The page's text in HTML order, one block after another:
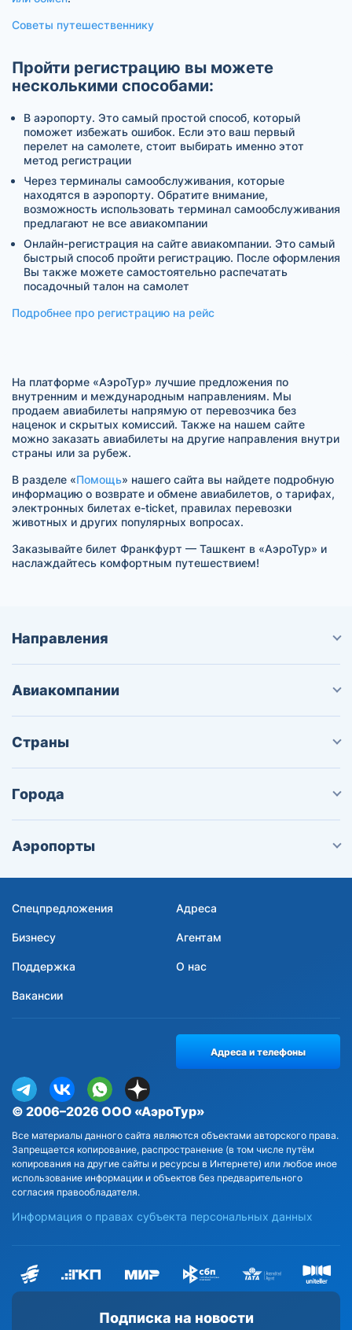
Советы путешественнику
Пройти регистрацию вы можете
несколькими способами:
В аэропорту. Это самый простой способ, который
поможет избежать ошибок. Если это ваш первый
перелет на самолете, стоит выбирать именно этот
метод регистрации
Через терминалы самообслуживания, которые
находятся в аэропорту. Обратите внимание,
возможность использовать терминал самообслуживания
предлагают не все авиакомпании
Онлайн-регистрация на сайте авиакомпании. Это самый
быстрый способ пройти регистрацию. После оформления
Вы также можете самостоятельно распечатать
посадочный талон на самолет
Подробнее про регистрацию на рейс
На платформе «АэроТур» лучшие предложения по
внутренним и международным направлениям. Мы
продаем авиабилеты напрямую от перевозчика без
наценок и скрытых комиссий. Также на нашем сайте
можно заказать авиабилеты на другие направления внутри
страны или за рубеж.
В разделе «Помощь» нашего сайта вы найдете подробную
информацию о возврате и обмене авиабилетов, о тарифах,
электронных билетах e-ticket, правилах перевозки
животных и других популярных вопросах.
Заказывайте билет Франкфурт — Ташкент в «АэроТур» и
наслаждайтесь комфортным путешествием!
Направления
Авиакомпании
Страны
Города
Аэропорты
Спецпредложения Адреса
Бизнесу Агентам
Поддержка О нас
Вакансии
Подписка на новости
© 2006–2026 ООО «АэроТур»
Все материалы данного сайта являются объектами авторского права.
Запрещается копирование, распространение (в том числе путём
копирования на другие сайты и ресурсы в Интернете) или любое иное
использование информации и объектов без предварительного
согласия правообладателя.
Информация о правах субъекта персональных данных
Адреса и телефоны